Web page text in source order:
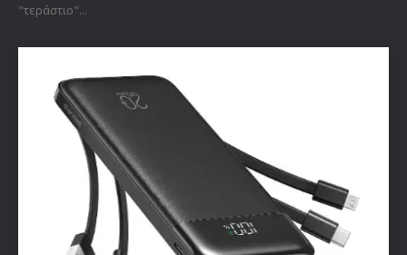
"τεράστιο"...